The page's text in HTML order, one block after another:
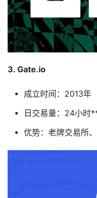
3. Gate.io
成立时间：2013年
日交易量：24小时
优势：老牌交易所